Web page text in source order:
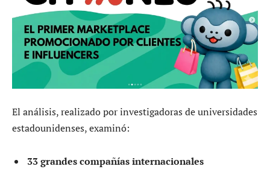
El análisis, realizado por investigadoras de universidades
estadounidenses, examinó:
33 grandes compañías internacionales